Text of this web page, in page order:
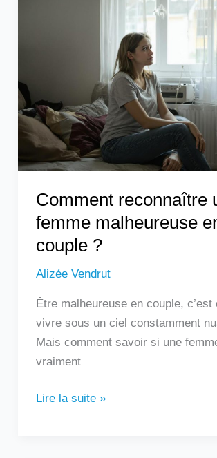
Comment reconnaître
femme malheureuse
couple ?
Alizée Vendrut
Être malheureuse en couple, c’est
vivre sous un ciel constamment
Mais comment savoir si une
vraiment
couple
Lire la suite »